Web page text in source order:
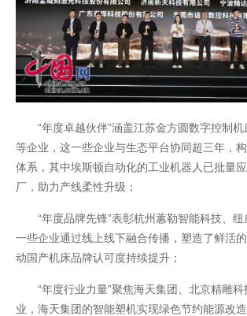
“年度卓越伙伴”涵盖江苏金方圆数字控制机
等企业，这一些企业与生态平台协同超三年，
体系，其中埃斯顿自动化的工业机器人已批量
厂，助力产线柔性升级；
“年度品牌先锋”表彰杭州蕙勒智能科技、纽
一些企业通过线上线下融合传播，塑造了鲜活
动国产机床品牌认可度持续提升；
“年度行业力量”聚焦海天集团、北京精雕科
业，海天集团的智能塑机实现绿色节约能源改